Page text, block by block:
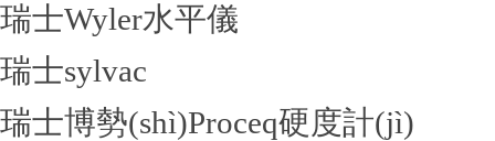
瑞士Wyler水平儀
瑞士sylvac
瑞士博勢(shì)Proceq硬度計(jì)